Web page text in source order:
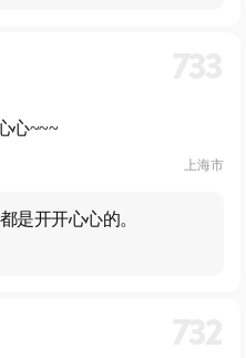
心~~~
上海市
是开开心心的。